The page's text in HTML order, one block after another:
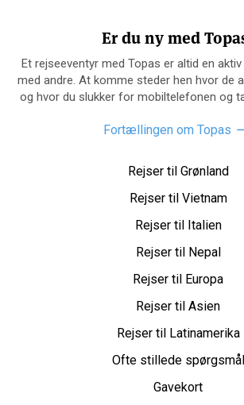
Er du ny med
Et rejseeventyr med Topas er altid en
med andre. At komme steder hen hvor de
og hvor du slukker for mobiltelefonen og
Fortællingen om Topas
Rejser til Grønland
Rejser til Vietnam
Rejser til Italien
Rejser til Nepal
Rejser til Europa
Rejser til Asien
Rejser til Latinamerika
Ofte stillede spørgsmål
Gavekort